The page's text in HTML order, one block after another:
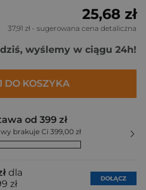
25,68 zł
37,91 zł - sugerowana cena detaliczna
wyślemy w ciągu 24h!
DO KOSZYKA
od 399 zł
brakuje Ci 399,00 zł
dla
zł
DOŁĄCZ